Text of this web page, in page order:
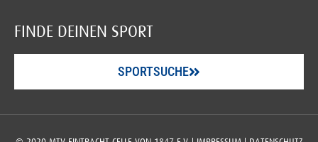
FINDE DEINEN SPORT
SPORTSUCHE